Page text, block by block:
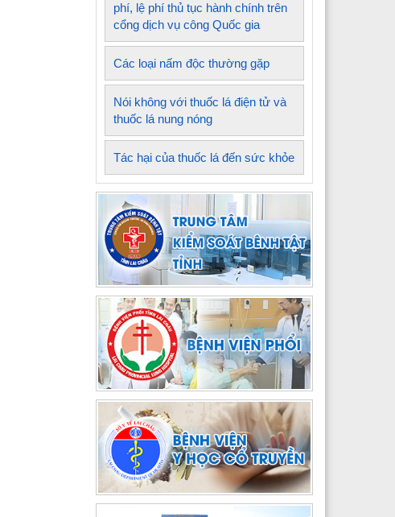
phí, lệ phí thủ tục hành chính trên
cổng dịch vụ công Quốc gia
Các loại nấm độc thường gặp
Nói không với thuốc lá điện tử và
thuốc lá nung nóng
Tác hại của thuốc lá đến sức khỏe